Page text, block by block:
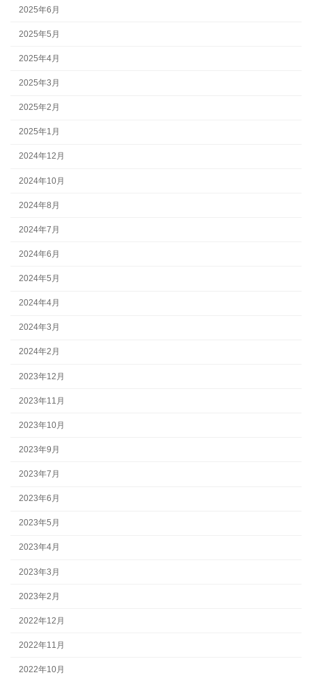
2025年6月
2025年5月
2025年4月
2025年3月
2025年2月
2025年1月
2024年12月
2024年10月
2024年8月
2024年7月
2024年6月
2024年5月
2024年4月
2024年3月
2024年2月
2023年12月
2023年11月
2023年10月
2023年9月
2023年7月
2023年6月
2023年5月
2023年4月
2023年3月
2023年2月
2022年12月
2022年11月
2022年10月